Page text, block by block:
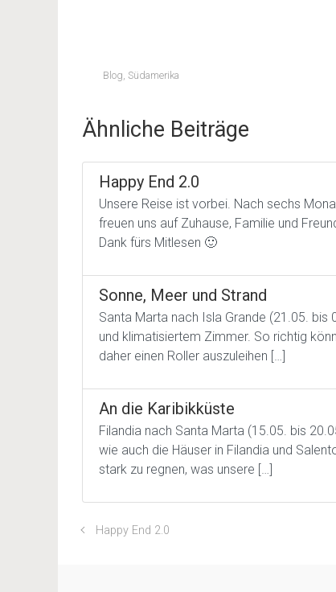
Blog, Südamerika
Ähnliche Beiträge
Happy End 2.0
Unsere Reise ist vorbei. Nach sechs
freuen uns auf Zuhause, Familie und
Dank fürs Mitlesen 🙂
Sonne, Meer und Strand
Santa Marta nach Isla Grande (21.05. bis
und klimatisiertem Zimmer. So richtig
daher einen Roller auszuleihen […]
An die Karibikküste
Filandia nach Santa Marta (15.05. bis
wie auch die Häuser in Filandia und
stark zu regnen, was unsere […]
Happy End 2.0